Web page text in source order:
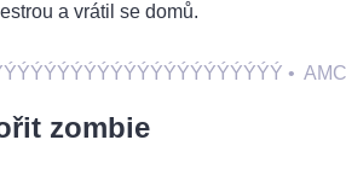
a vrátil se domů.
• AMC
zombie